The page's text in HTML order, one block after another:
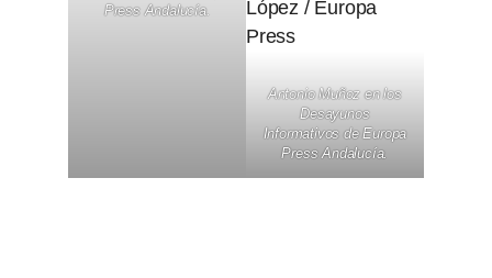
Press Andalucía.
Antonio Muñoz en los
Desayunos
Informativos de Europa
Press Andalucía.